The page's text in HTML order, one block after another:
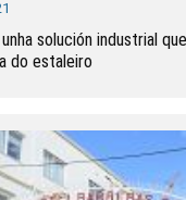
solución industrial
do estaleiro